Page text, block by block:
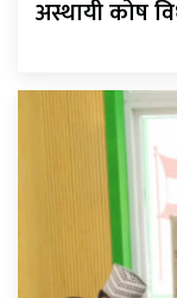
अस्थायी कोष